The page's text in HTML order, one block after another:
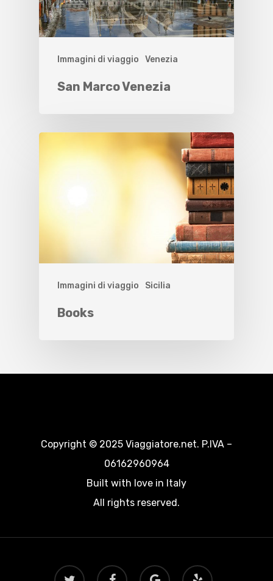
Immagini di viaggio Venezia
San Marco Venezia
Immagini di viaggio Sicilia
Books
Copyright © 2025 Viaggiatore.net. P.IVA –
06162960964
Built with love in Italy
All rights reserved.
twitter facebook
google-
yelp